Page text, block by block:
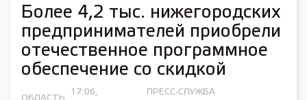
Более 4,2 тыс. нижегородских
предпринимателей приобрели
отечественное программное
обеспечение со скидкой
ОБЛАСТЬ
17:06,
ПРЕСС-СЛУЖБА